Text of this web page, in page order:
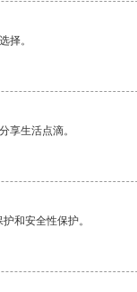
择。
享生活点滴。
和安全性保护。